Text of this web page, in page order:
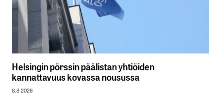
Helsingin pörssin päälistan yhtiöiden
kannattavuus kovassa nousussa
8.8.2026